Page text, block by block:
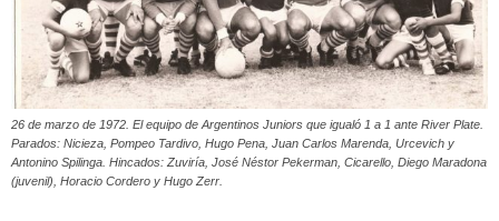
26 de marzo de 1972. El equipo de Argentinos Juniors que igualó 1 a 1 ante River Plate.
Parados: Nicieza, Pompeo Tardivo, Hugo Pena, Juan Carlos Marenda, Urcevich y
Antonino Spilinga. Hincados: Zuviría, José Néstor Pekerman, Cicarello, Diego Maradona
(juvenil), Horacio Cordero y Hugo Zerr.